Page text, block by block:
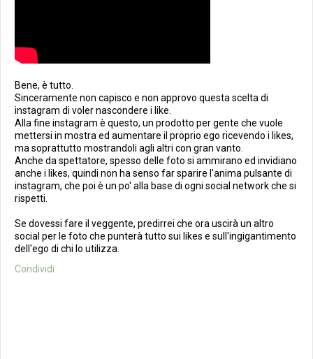
Bene, è tutto.
Sinceramente non capisco e non approvo questa scelta di
instagram di voler nascondere i like.
Alla fine instagram è questo, un prodotto per gente che vuole
mettersi in mostra ed aumentare il proprio ego ricevendo i likes,
ma soprattutto mostrandoli agli altri con gran vanto.
Anche da spettatore, spesso delle foto si ammirano ed invidiano
anche i likes, quindi non ha senso far sparire l'anima pulsante di
instagram, che poi è un po' alla base di ogni social network che si
rispetti.
Se dovessi fare il veggente, predirrei che ora uscirà un altro
social per le foto che punterà tutto sui likes e sull'ingigantimento
dell'ego di chi lo utilizza.
Condividi